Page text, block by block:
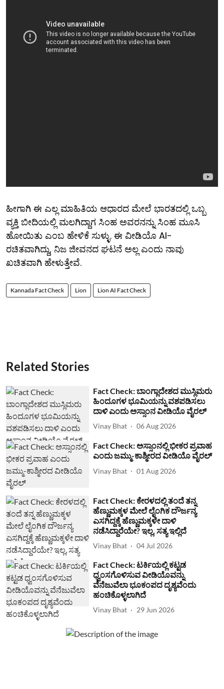
ಹೀಗಾಗಿ ಈ ಎಲ್ಲ ಮಾಹಿತಿಯ ಆಧಾರದ ಮೇಲೆ ಭಾರತದಲ್ಲಿ ಒಬ್ಬ
ವ್ಯಕ್ತಿ ಬೀದಿಯಲ್ಲಿ ಮಲಗಿದ್ದಾಗ ಸಿಂಹ ಅವರನನ್ನು ಸಿಂಹ ಮೂಸಿ
ಹೋಯಿತು ಎಂಬ ಹೇಳಿಕೆ ಸುಳ್ಳು. ಈ ವೀಡಿಯೊ AI-
ರಚಿತವಾಗಿದ್ದು, ನಿಜ ಜೀವನದ ಘಟನೆ ಅಲ್ಲ ಎಂದು ನಾವು
ಖಚಿತವಾಗಿ ಹೇಳುತ್ತೇವೆ.
Kannada Fact Check Lion Lion AI Fact Check
Related Stories
Fact Check: ಬಾಂಗ್ಲಾದೇಶದ ಮುಸ್ಲಿಮರು
ಹಿಂದೂಗಳ ಭೂಮಿಯನ್ನು ವಶಪಡಿಸಲು
ದಾಳಿ ಎಂದು ಅಸ್ಸಾಂನ ವೀಡಿಯೊ ವೈರಲ್
Vinay Bhat 06 Aug 2026
Fact Check: ಅಸ್ಸಾಂನಲ್ಲಿ ಭೀಕರ ಪ್ರವಾಹ
ಎಂದು ಜಮ್ಮು-ಕಾಶ್ಮೀರದ ವೀಡಿಯೊ ವೈರಲ್
Vinay Bhat 01 Aug 2026
Fact Check: ಕೇರಳದಲ್ಲಿ ತಂದೆ ತನ್ನ
ಹೆಣ್ಣುಮಕ್ಕಳ ಮೇಲೆ ಲೈಂಗಿಕ ದೌರ್ಜನ್ಯ
ಎಸಗಿದ್ದಕ್ಕೆ ಹೆಣ್ಣುಮಕ್ಕಳೇ ದಾಳಿ
ನಡೆಸಿದ್ದಾರೆಯೇ? ಇಲ್ಲ, ಸತ್ಯ ಇಲ್ಲಿದೆ
Vinay Bhat 04 Jul 2026
Fact Check: ಟರ್ಕಿಯಲ್ಲಿ ಕಟ್ಟಡ
ಧ್ವಂಸಗೊಳಿಸುವ ವೀಡಿಯೊವನ್ನು
ವೆನೆಜುವೆಲಾ ಭೂಕಂಪದ ದೃಶ್ಯವೆಂದು
ಹಂಚಿಕೊಳ್ಳಲಾಗಿದೆ
Vinay Bhat 29 Jun 2026